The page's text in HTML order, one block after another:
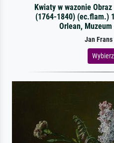
Kwiaty w wazonie
(1764-1840) (ec.flam.)
Orlean,
Jan Frans